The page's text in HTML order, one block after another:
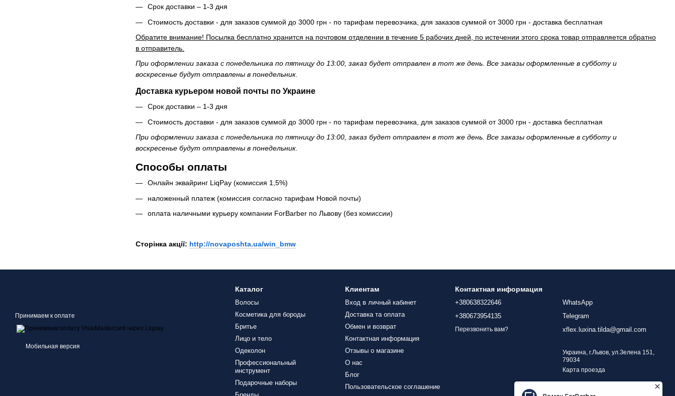
Срок доставки – 1-3 дня
Стоимость доставки - для заказов суммой до 3000 грн - по тарифам перевозчика, для заказов суммой от 3000 грн - доставка бесплатная
Обратите внимание! Посылка бесплатно хранится на почтовом отделении в течение 5 рабочих дней, по истечении этого срока товар отправляется обратно
в отправитель.
При оформлении заказа с понедельника по пятницу до 13:00, заказ будет отправлен в тот же день. Все заказы оформленные в субботу и
воскресенье будут отправлены в понедельник.
Доставка курьером новой почты по Украине
Срок доставки – 1-3 дня
Стоимость доставки - для заказов суммой до 3000 грн - по тарифам перевозчика, для заказов суммой от 3000 грн - доставка бесплатная
При оформлении заказа с понедельника по пятницу до 13:00, заказ будет отправлен в тот же день. Все заказы оформленные в субботу и
воскресенье будут отправлены в понедельник.
Способы оплаты
Онлайн эквайринг LiqPay (комиссия 1,5%)
наложенный платеж (комиссия согласно тарифам Новой почты)
оплата наличными курьеру компании ForBarber по Львову (без комиссии)
Сторінка акції: http://novaposhta.ua/win_bmw
Принимаем к оплате
Мобильная версия
Каталог
Волосы
Косметика для бороды
Бритье
Лицо и тело
Одеколон
Профессиональный
инструмент
Подарочные наборы
Клиентам
Вход в личный кабинет
Доставка та оплата
Обмен и возврат
Контактная информация
Отзывы о магазине
О нас
Блог
Пользовательское соглашение
Контактная информация
+380638322646
+380673954135
Перезвонить вам?
WhatsApp
Telegram
xflex.luxina.tilda@gmail.com
Украина, г.Львов, ул.Зелена 151,
79034
Карта проезда